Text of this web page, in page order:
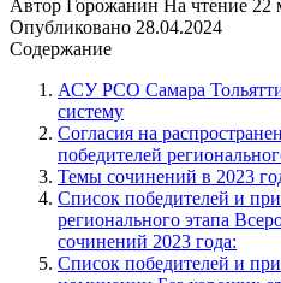
Автор Горожанин На чтение 22
Опубликовано 28.04.2024
Содержание
АСУ РСО Самара Тольятти
систему
Согласия на
победителей
Темы сочинений в 2023
Список победителей и
регионального этапа
сочинений 2023 года:
Список победителей и